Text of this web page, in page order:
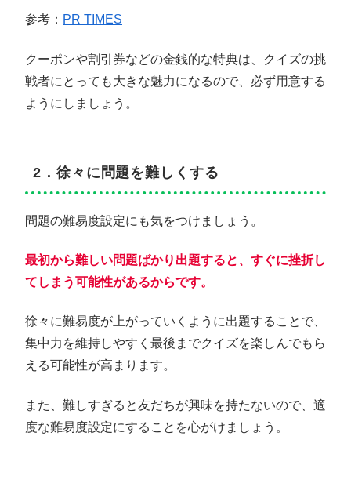
参考： PR TIMES
クーポンや割引券などの金銭的な特典は、クイズの挑
戦者にとっても大きな魅力になるので、必ず用意する
ようにしましょう。
2．徐々に問題を難しくする
問題の難易度設定にも気をつけましょう。
最初から難しい問題ばかり出題すると、すぐに挫折し
てしまう可能性があるからです。
徐々に難易度が上がっていくように出題することで、
集中力を維持しやすく最後までクイズを楽しんでもら
える可能性が高まります。
また、難しすぎると友だちが興味を持たないので、適
度な難易度設定にすることを心がけましょう。